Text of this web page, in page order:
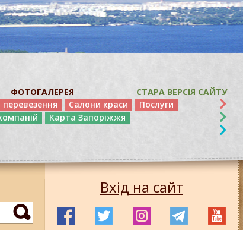
ФОТОГАЛЕРЕЯ
СТАРА ВЕРСІЯ САЙТУ
Салони краси
Послуги
Карта Запоріжжя
Вхід на сайт